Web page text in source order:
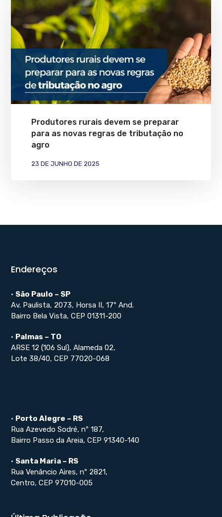
Produtores rurais devem se preparar
para as novas regras de tributação no
agro
23 DE JUNHO DE 2025
Endereços
• São Paulo – SP
Av. Paulista, 2073, Horsa II, 17º And.
Bairro Bela Vista, CEP 01311-200
• Palmas – TO
ARSE 12 (106 Sul), Alameda 02,
Lote 38/40, CEP 77020-068
• Porto Alegre – RS
Rua Azevedo Sodré, nº 187,
Bairro Passo da Areia, CEP 91340-140
• Santa Maria – RS
Rua Venâncio Aires, nº 2821,
Centro, CEP 97010-005